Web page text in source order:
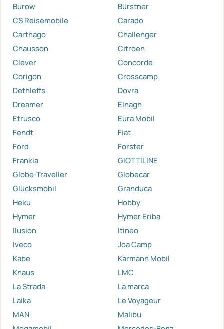
Burow
Bürstner
CS Reisemobile
Carado
Carthago
Challenger
Chausson
Citroen
Clever
Concorde
Corigon
Crosscamp
Dethleffs
Dovra
Dreamer
Elnagh
Etrusco
Eura Mobil
Fendt
Fiat
Ford
Forster
Frankia
GIOTTILINE
Globe-Traveller
Globecar
Glücksmobil
Granduca
Heku
Hobby
Hymer
Hymer Eriba
Ilusion
Itineo
Iveco
Joa Camp
Kabe
Karmann Mobil
Knaus
LMC
La Strada
La marca
Laika
Le Voyageur
MAN
Malibu